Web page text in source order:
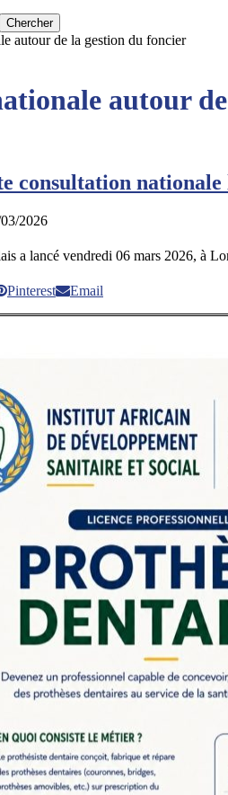
Chercher
autour de la gestion du foncier
autour
consultation
2026
a lancé vendredi 06 mars 2026, à
Pinterest Email